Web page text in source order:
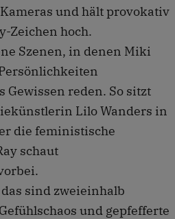
und hält provokativ
Zeichen hoch.
Szenen, in denen Miki
reden. So sitzt
Lilo Wanders in
die feministische
schaut
sind zweieinhalb
und gepfefferte